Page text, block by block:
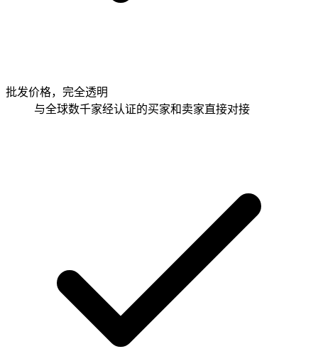
批发价格，完全透明
与全球数千家经认证的买家和卖家直接对接